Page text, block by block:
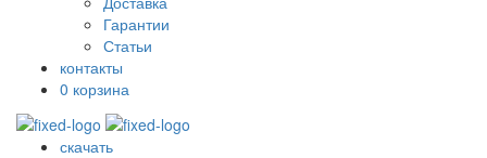
Гарантии
Статьи
контакты
0 корзина
скачать